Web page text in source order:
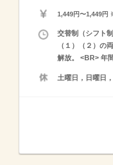
1,449円〜1,449円
交替制（シフト
（１）（２）の
解放。 <BR> 年
土曜日，日曜日